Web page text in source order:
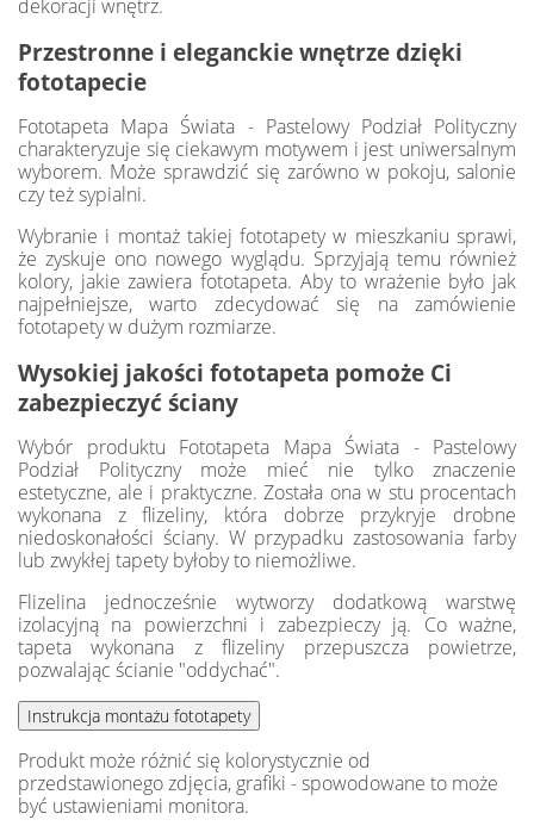
dekoracji wnętrz.
Przestronne i eleganckie wnętrze dzięki
fototapecie
Fototapeta Mapa Świata - Pastelowy Podział Polityczny
charakteryzuje się ciekawym motywem i jest uniwersalnym
wyborem. Może sprawdzić się zarówno w pokoju, salonie
czy też sypialni.
Wybranie i montaż takiej fototapety w mieszkaniu sprawi,
że zyskuje ono nowego wyglądu. Sprzyjają temu również
kolory, jakie zawiera fototapeta. Aby to wrażenie było jak
najpełniejsze, warto zdecydować się na zamówienie
fototapety w dużym rozmiarze.
Wysokiej jakości fototapeta pomoże Ci
zabezpieczyć ściany
Wybór produktu Fototapeta Mapa Świata - Pastelowy
Podział Polityczny może mieć nie tylko znaczenie
estetyczne, ale i praktyczne. Została ona w stu procentach
wykonana z flizeliny, która dobrze przykryje drobne
niedoskonałości ściany. W przypadku zastosowania farby
lub zwykłej tapety byłoby to niemożliwe.
Flizelina jednocześnie wytworzy dodatkową warstwę
izolacyjną na powierzchni i zabezpieczy ją. Co ważne,
tapeta wykonana z flizeliny przepuszcza powietrze,
pozwalając ścianie "oddychać".
Produkt może różnić się kolorystycznie od
przedstawionego zdjęcia, grafiki - spowodowane to może
być ustawieniami monitora.